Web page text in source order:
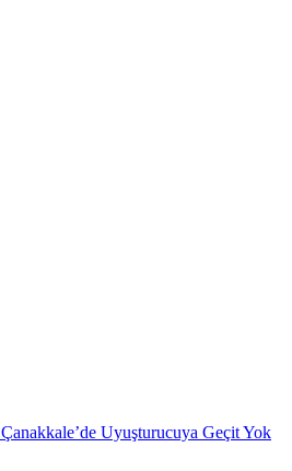
Çanakkale’de Uyuşturucuya Geçit Yok